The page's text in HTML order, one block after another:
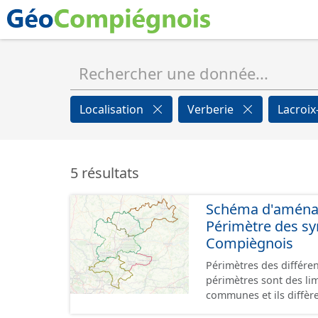
Localisation Verberie
5 résultats
Schéma
Périmètre des
Compiègnois
Périmètres des
périmètres sont des
communes et ils